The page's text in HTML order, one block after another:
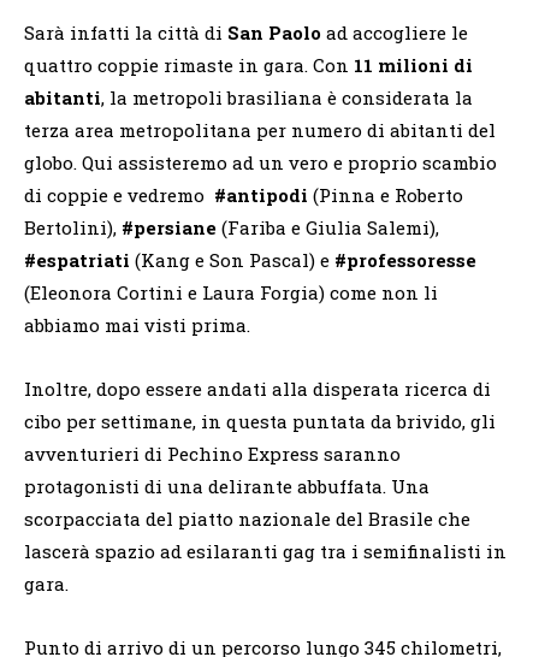
Sarà infatti la città di San Paolo ad accogliere le
quattro coppie rimaste in gara. Con 11 milioni di
abitanti, la metropoli brasiliana è considerata la
terza area metropolitana per numero di abitanti del
globo. Qui assisteremo ad un vero e proprio scambio
di coppie e vedremo #antipodi (Pinna e Roberto
Bertolini), #persiane (Fariba e Giulia Salemi),
#espatriati (Kang e Son Pascal) e #professoresse
(Eleonora Cortini e Laura Forgia) come non li
abbiamo mai visti prima.
Inoltre, dopo essere andati alla disperata ricerca di
cibo per settimane, in questa puntata da brivido, gli
avventurieri di Pechino Express saranno
protagonisti di una delirante abbuffata. Una
scorpacciata del piatto nazionale del Brasile che
lascerà spazio ad esilaranti gag tra i semifinalisti in
gara.
Punto di arrivo di un percorso lungo 345 chilometri,